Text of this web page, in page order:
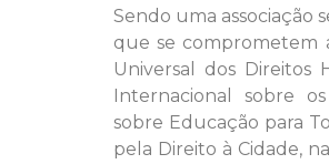
Sendo uma
que se comprometem
Universal dos Direitos
Internacional sobre
sobre Educação para
pela Direito à Cidade,